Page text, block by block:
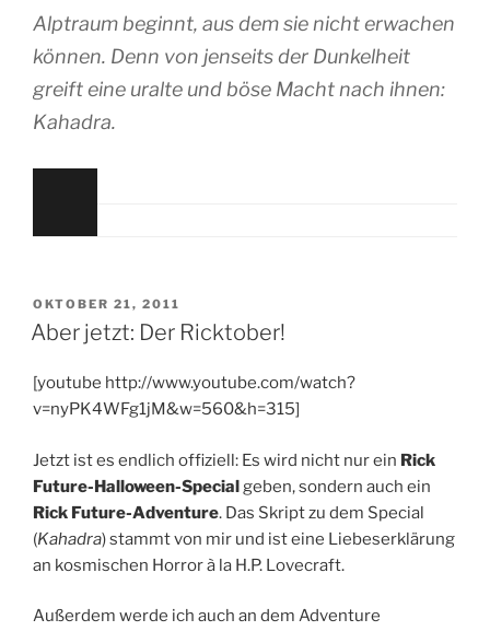
Alptraum beginnt, aus dem sie nicht erwachen
können. Denn von jenseits der Dunkelheit
greift eine uralte und böse Macht nach ihnen:
Kahadra.
VERÖFFENTLICHT
AM
OKTOBER 21, 2011
Aber jetzt: Der Ricktober!
[youtube http://www.youtube.com/watch?
v=nyPK4WFg1jM&w=560&h=315]
Jetzt ist es endlich offiziell: Es wird nicht nur ein Rick
Future-Halloween-Special geben, sondern auch ein
Rick Future-Adventure. Das Skript zu dem Special
(Kahadra) stammt von mir und ist eine Liebeserklärung
an kosmischen Horror à la H.P. Lovecraft.
Außerdem werde ich auch an dem Adventure